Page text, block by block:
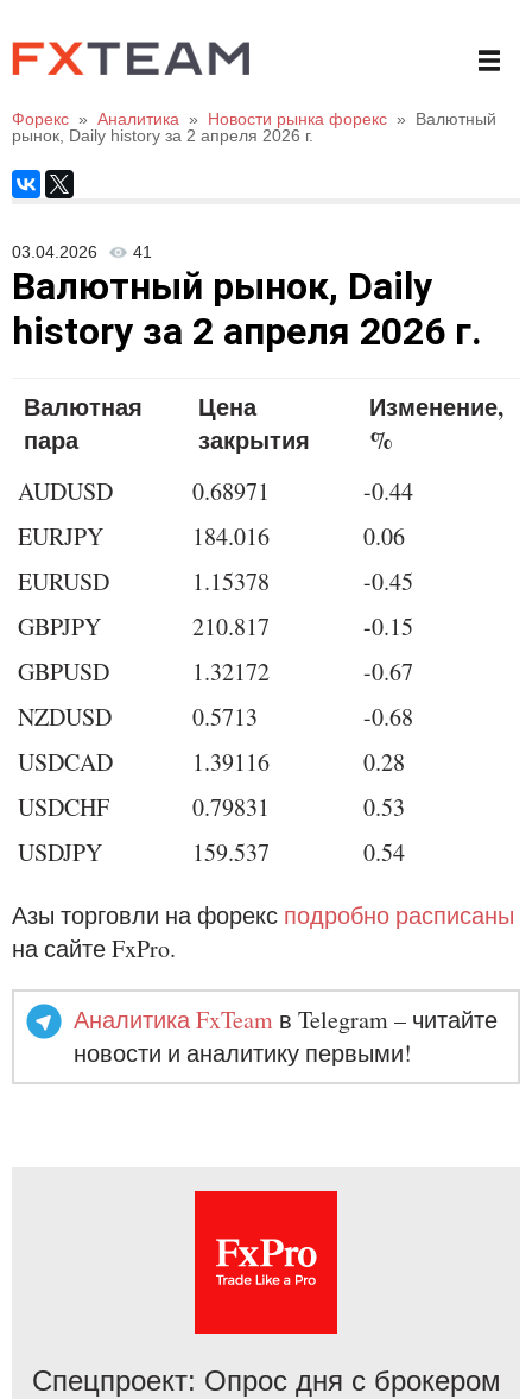
Форекс » Аналитика » Новости рынка форекс »
Валютный
рынок, Daily history за 2 апреля 2026 г.
03.04.2026 41
Валютный рынок, Daily
history за 2 апреля 2026 г.
Валютная
пара
Цена
закрытия
Изменение,
%
AUDUSD 0.68971
-0.44
EURJPY
184.016
0.06
EURUSD
1.15378
-0.45
GBPJPY
210.817
-0.15
GBPUSD
1.32172
-0.67
NZDUSD
0.5713
-0.68
USDCAD
1.39116
0.28
USDCHF
0.79831
0.53
USDJPY
159.537
0.54
Азы торговли на форекс подробно расписаны
на сайте FxPro.
Аналитика FxTeam в Telegram – читайте
новости и аналитику первыми!
Спецпроект: Опрос дня с брокером